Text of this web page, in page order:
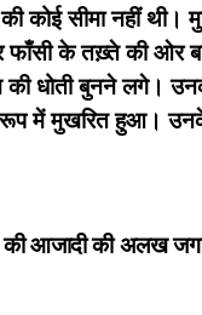
कोई सीमा नहीं थी।
फाँसी के तख़्ते की ओर
धोती बुनने लगे।
में मुखरित हुआ। उनके
की आजादी की अलख